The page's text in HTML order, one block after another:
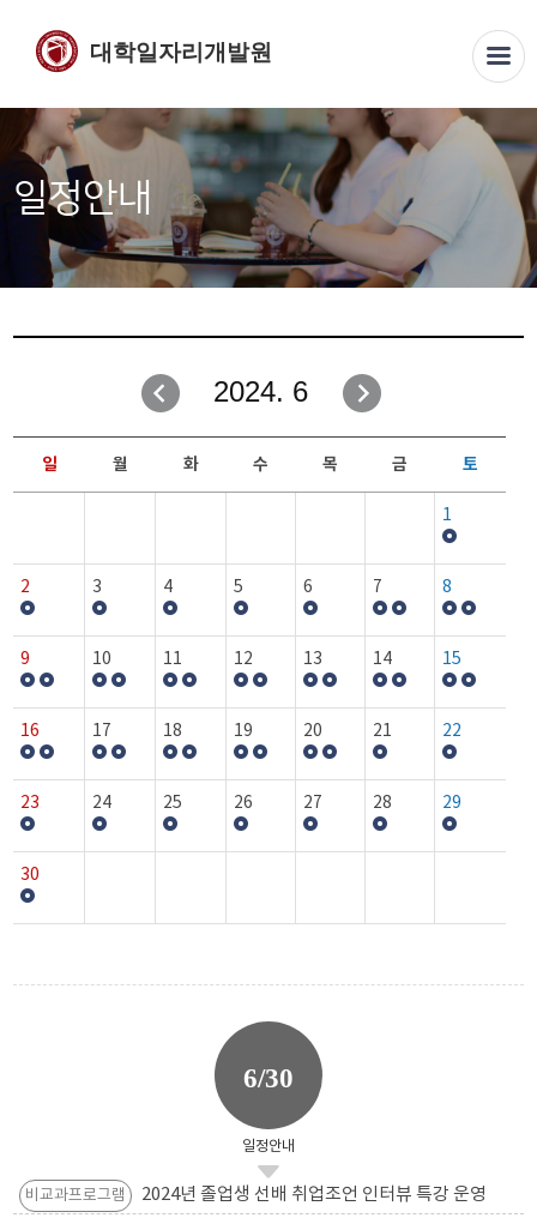
대학일자리개발원
일정안내
2024. 6
일 월 화 수 목 금 토
1
2 3 4 5 6 7 8
9 10 11 12 13 14 15
16 17 18 19 20 21 22
23 24 25 26 27 28 29
30
6/30
일정안내
비교과프로그램 2024년 졸업생 선배 취업조언 인터뷰 특강 운영